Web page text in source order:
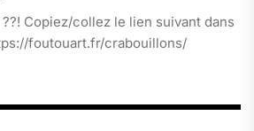
Copiez/collez le lien suivant dans
foutouart.fr/crabouillons/